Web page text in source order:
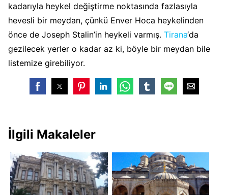
kadarıyla heykel değiştirme noktasında fazlasıyla
hevesli bir meydan, çünkü Enver Hoca heykelinden
önce de Joseph Stalin’in heykeli varmış. Tirana‘da
gezilecek yerler o kadar az ki, böyle bir meydan bile
listemize girebiliyor.
İlgili Makaleler